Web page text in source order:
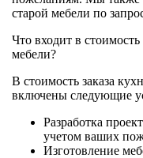
старой мебели по
Что входит в
мебели?
В стоимость заказа
включены следующие
Разработка
учетом ваших
Изготовление